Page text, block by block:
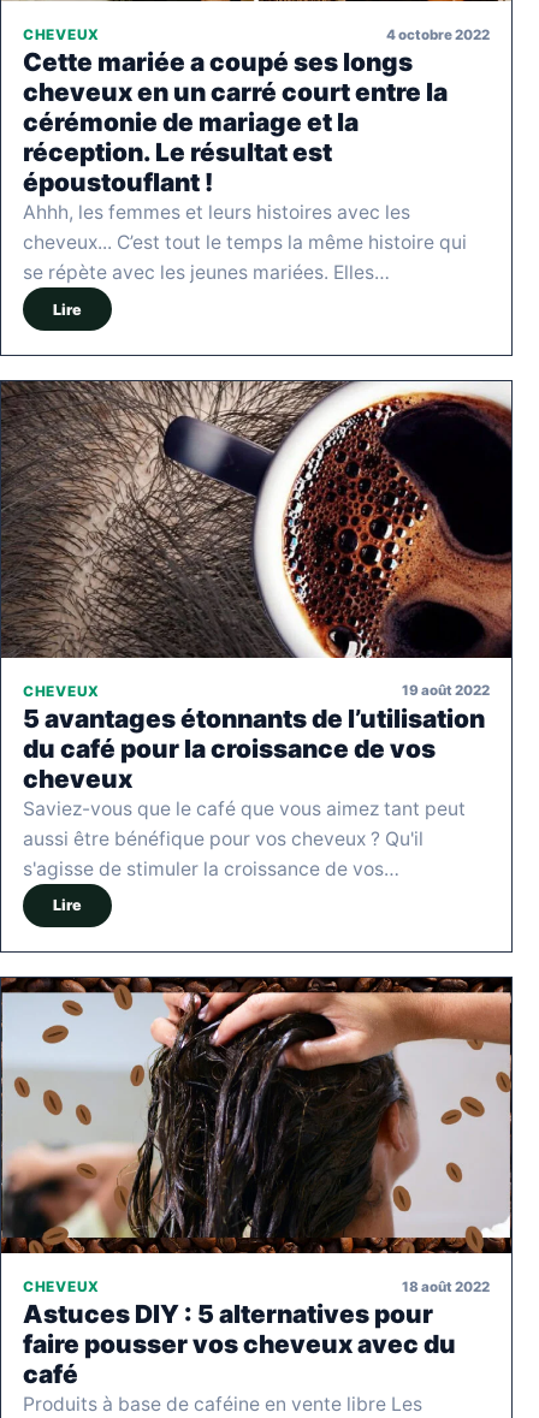
CHEVEUX 4 octobre 2022
Cette mariée a coupé ses longs
cheveux en un carré court entre la
cérémonie de mariage et la
réception. Le résultat est
époustouflant !
Ahhh, les femmes et leurs histoires avec les
cheveux... C’est tout le temps la même histoire qui
se répète avec les jeunes mariées. Elles…
Lire
CHEVEUX 19 août 2022
5 avantages étonnants de l’utilisation
du café pour la croissance de vos
cheveux
Saviez-vous que le café que vous aimez tant peut
aussi être bénéfique pour vos cheveux ? Qu'il
s'agisse de stimuler la croissance de vos…
Lire
CHEVEUX 18 août 2022
Astuces DIY : 5 alternatives pour
faire pousser vos cheveux avec du
café
Produits à base de caféine en vente libre Les